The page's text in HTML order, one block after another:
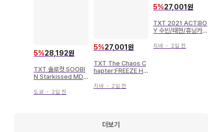
5%28,192원
TXT 솔로컷 SOOBI
N Starkissed MD
도쿄 ・ 2일 전
5%27,001원
TXT The Chaos C
hapter:FREEZE HU
RLD
지바・ 2일 전
5%27,001원
TXT 2021 ACT:BO
Y 수빈/태현/휴닝카이
지바 ・ 2일 전
더보기